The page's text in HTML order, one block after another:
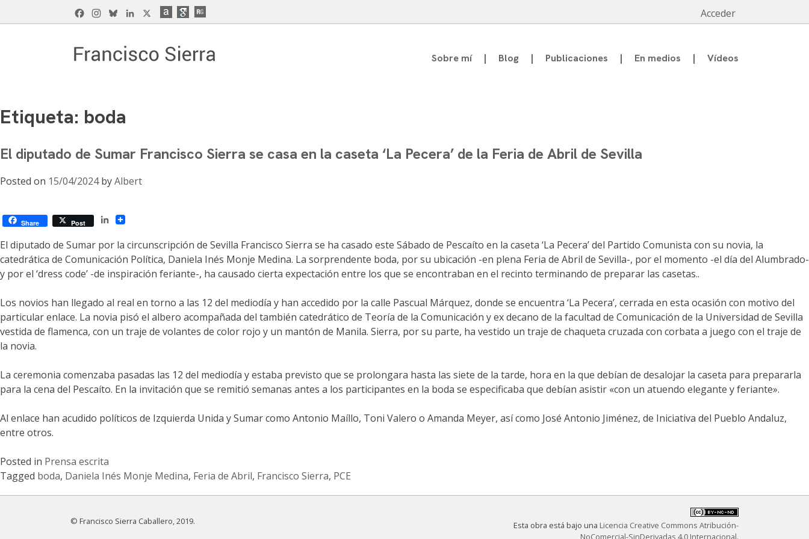
to
FacebookInstagram
BlueskyLinkedIn Acceder
Sobre mí Blog Publicaciones En medios Vídeos
Etiqueta: boda
El diputado de Sumar Francisco Sierra se casa en la caseta ‘La Pecera’ de la Feria de Abril de Sevilla
Posted on 15/04/2024byAlbert
Share Post
LinkedIn
El diputado de Sumar por la circunscripción de Sevilla Francisco Sierra se ha casado este Sábado de Pescaíto en la caseta ‘La Pecera’ del Partido Comunista con su novia, la
catedrática de Comunicación Política, Daniela Inés Monje Medina. La sorprendente boda, por su ubicación -en plena Feria de Abril de Sevilla-, por el momento -el día del Alumbrado-
y por el ‘dress code’ -de inspiración feriante-, ha causado cierta expectación entre los que se encontraban en el recinto terminando de preparar las casetas..
Los novios han llegado al real en torno a las 12 del mediodía y han accedido por la calle Pascual Márquez, donde se encuentra ‘La Pecera’, cerrada en esta ocasión con motivo del
particular enlace. La novia pisó el albero acompañada del también catedrático de Teoría de la Comunicación y ex decano de la facultad de Comunicación de la Universidad de Sevilla
vestida de flamenca, con un traje de volantes de color rojo y un mantón de Manila. Sierra, por su parte, ha vestido un traje de chaqueta cruzada con corbata a juego con el traje de
la novia.
La ceremonia comenzaba pasadas las 12 del mediodía y estaba previsto que se prolongara hasta las siete de la tarde, hora en la que debían de desalojar la caseta para prepararla
para la cena del Pescaíto. En la invitación que se remitió semanas antes a los participantes en la boda se especificaba que debían asistir «con un atuendo elegante y feriante».
Al enlace han acudido políticos de Izquierda Unida y Sumar como Antonio Maíllo, Toni Valero o Amanda Meyer, así como José Antonio Jiménez, de Iniciativa del Pueblo Andaluz,
entre otros.
Posted in Prensa escrita
Tagged boda, Daniela Inés Monje Medina, Feria de Abril, Francisco Sierra, PCE
© Francisco Sierra Caballero, 2019. Esta obra está bajo una Licencia Creative Commons Atribución-
NoComercial-SinDerivadas 4.0 Internacional.